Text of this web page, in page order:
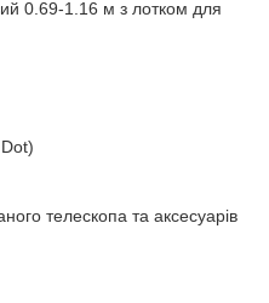
0.69-1.16 м з лотком для
телескопа та аксесуарів